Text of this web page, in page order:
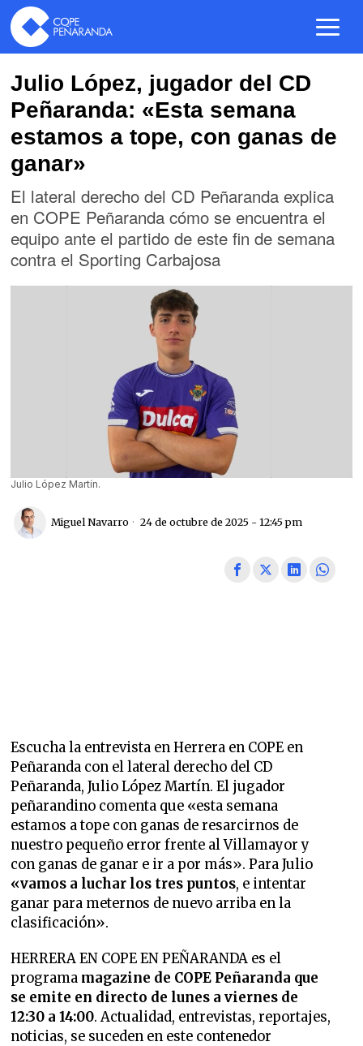
Julio López, jugador del CD
Peñaranda: «Esta semana
estamos a tope, con ganas de
ganar»
El lateral derecho del CD Peñaranda explica
en COPE Peñaranda cómo se encuentra el
equipo ante el partido de este fin de semana
contra el Sporting Carbajosa
Julio López Martín.
Miguel Navarro 24 de octubre de 2025 - 12:45 pm
Escucha la entrevista en Herrera en COPE en
Peñaranda con el lateral derecho del CD
Peñaranda, Julio López Martín. El jugador
peñarandino comenta que «esta semana
estamos a tope con ganas de resarcirnos de
nuestro pequeño error frente al Villamayor y
con ganas de ganar e ir a por más». Para Julio
«vamos a luchar los tres puntos, e intentar
ganar para meternos de nuevo arriba en la
clasificación».
HERRERA EN COPE EN PEÑARANDA es el
programa magazine de COPE Peñaranda que
se emite en directo de lunes a viernes de
12:30 a 14:00. Actualidad, entrevistas, reportajes,
noticias, se suceden en este contenedor